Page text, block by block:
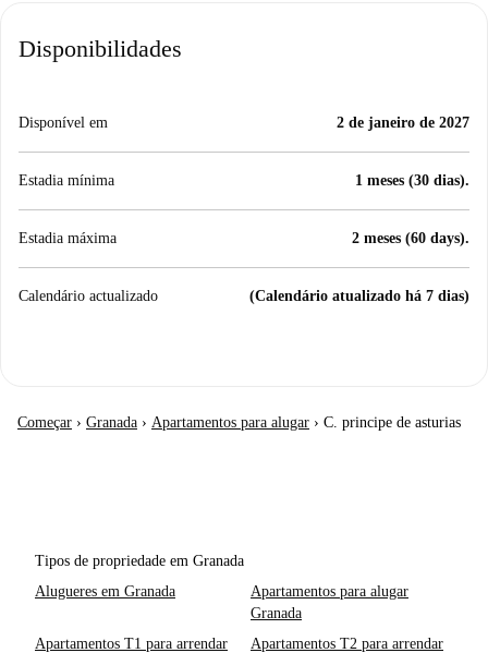
Disponibilidades
Disponível em 2 de janeiro de 2027
Estadia mínima 1 meses (30 dias).
Estadia máxima 2 meses (60 days).
Calendário actualizado (Calendário atualizado há 7 dias)
Começar › Granada › Apartamentos para alugar › C. principe de asturias
Tipos de propriedade em Granada
Alugueres em Granada
Apartamentos para alugar
Granada
Apartamentos T1 para arrendar
Apartamentos T2 para arrendar